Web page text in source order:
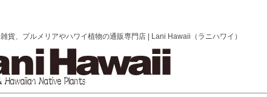
貨、プルメリアやハワイ植物の通販専門店 | Lani Hawaii（ラニハワイ）